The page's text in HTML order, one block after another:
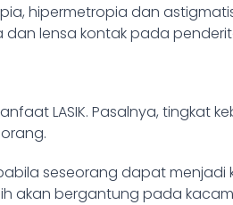
hipermetropia dan
lensa kontak pada
LASIK. Pasalnya, tingkat
seseorang dapat menjadi
bergantung pada